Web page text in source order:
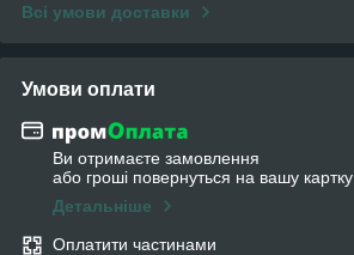
Всі умови доставки
Умови оплати
Ви отримаєте замовлення
або гроші повернуться на вашу картку
Детальніше
Оплатити частинами